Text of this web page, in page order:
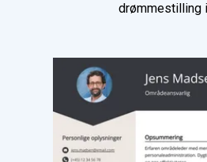
drømmestilling